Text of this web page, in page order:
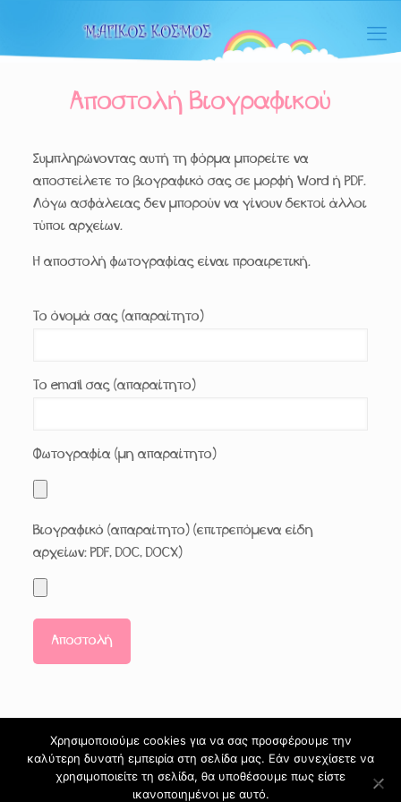
Αποστολή Βιογραφικού
Συμπληρώνοντας αυτή τη φόρμα μπορείτε να
αποστείλετε το βιογραφικό σας σε μορφή Word ή PDF.
Λόγω ασφάλειας δεν μπορούν να γίνουν δεκτοί άλλοι
τύποι αρχείων.
Η αποστολή φωτογραφίας είναι προαιρετική.
Το όνομά σας (απαραίτητο)
Το email σας (απαραίτητο)
Φωτογραφία (μη απαραίτητο)
Βιογραφικό (απαραίτητο) (επιτρεπόμενα είδη
αρχείων: PDF, DOC, DOCX)
© 2024 ΜΑΓΙΚΟΣ ΚΟΣΜΟΣ. All Rights Reserved.
Designed by PowerSupport
Χρησιμοποιούμε cookies για να σας προσφέρουμε την
καλύτερη δυνατή εμπειρία στη σελίδα μας. Εάν συνεχίσετε να
χρησιμοποιείτε τη σελίδα, θα υποθέσουμε πως είστε
ικανοποιημένοι με αυτό.